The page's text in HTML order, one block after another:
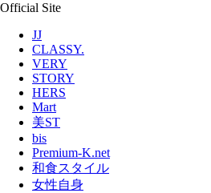
Official Site
JJ
CLASSY.
VERY
STORY
HERS
Mart
美ST
bis
Premium-K.net
和食スタイル
女性自身